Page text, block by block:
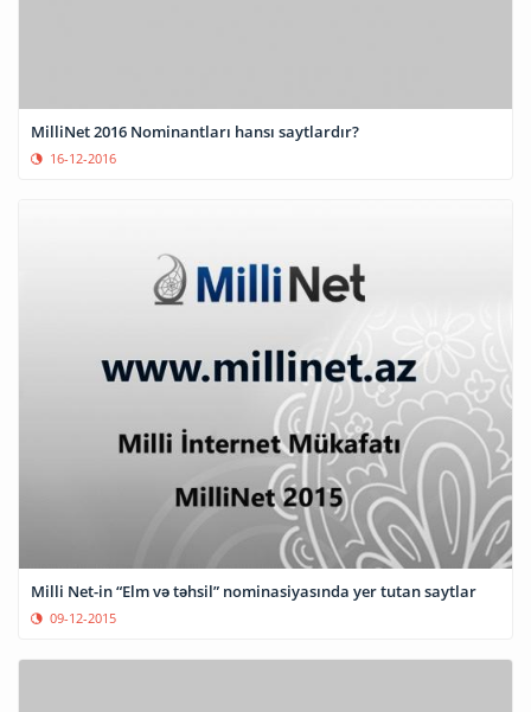
MilliNet 2016 Nominantları hansı saytlardır?
16-12-2016
Milli Net-in “Elm və təhsil” nominasiyasında yer tutan saytlar
09-12-2015